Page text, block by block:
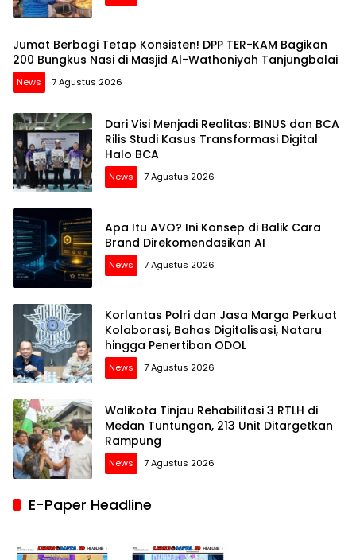
Jumat Berbagi Tetap Konsisten! DPP TER-KAM Bagikan
200 Bungkus Nasi di Masjid Al-Wathoniyah Tanjungbalai
News 7 Agustus 2026
Dari Visi Menjadi Realitas: BINUS dan BCA
Rilis Studi Kasus Transformasi Digital
Halo BCA
News 7 Agustus 2026
Apa Itu AVO? Ini Konsep di Balik Cara
Brand Direkomendasikan AI
News 7 Agustus 2026
Korlantas Polri dan Jasa Marga Perkuat
Kolaborasi, Bahas Digitalisasi, Nataru
hingga Penertiban ODOL
News 7 Agustus 2026
Walikota Tinjau Rehabilitasi 3 RTLH di
Medan Tuntungan, 213 Unit Ditargetkan
Rampung
News 7 Agustus 2026
E-Paper Headline